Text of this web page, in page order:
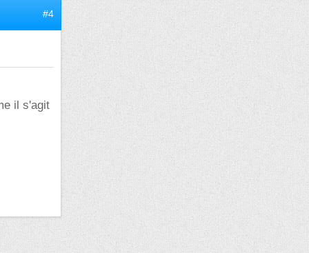
#4
il s'agit